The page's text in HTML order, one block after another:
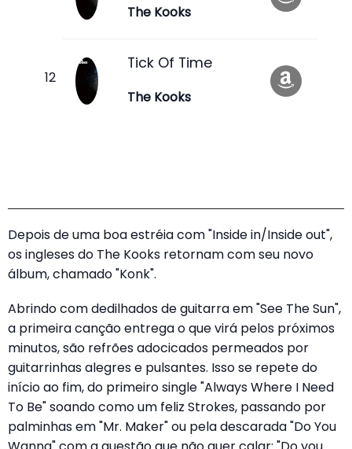
The Kooks
Tick Of Time
The Kooks
Depois de uma boa estréia com "Inside in/Inside out",
os ingleses do The Kooks retornam com seu novo
álbum, chamado "Konk".
Abrindo com dedilhados de guitarra em "See The Sun",
a primeira canção entrega o que virá pelos próximos
minutos, são refrões adocicados permeados por
guitarrinhas alegres e pulsantes. Isso se repete do
início ao fim, do primeiro single "Always Where I Need
To Be" soando como um feliz Strokes, passando por
palminhas em "Mr. Maker" ou pela descarada "Do You